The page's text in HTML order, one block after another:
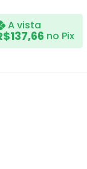
A vista
137,66 no Pix